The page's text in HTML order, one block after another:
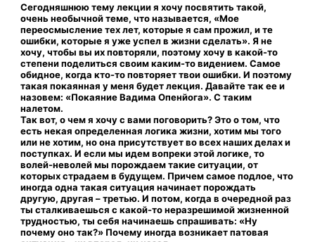
Сегодняшнюю тему лекции я хочу посвятить такой,
очень необычной теме, что называется, «Мое
переосмысление тех лет, которые я сам прожил, и те
ошибки, которые я уже успел в жизни сделать». Я не
хочу, чтобы вы их повторяли, поэтому хочу в какой-то
степени поделиться своим каким-то видением. Самое
обидное, когда кто-то повторяет твои ошибки. И поэтому
такая покаянная у меня будет лекция. Давайте так ее и
назовем: «Покаяние Вадима Опенйога». С таким
налетом.
Так вот, о чем я хочу с вами поговорить? Это о том, что
есть некая определенная логика жизни, хотим мы того
или не хотим, но она присутствует во всех наших делах и
поступках. И если мы идем вопреки этой логике, то
волей-неволей мы порождаем такие ситуации, от
которых страдаем в будущем. Причем самое подлое, что
иногда одна такая ситуация начинает порождать
другую, другая – третью. И потом, когда в очередной раз
ты сталкиваешься с какой-то неразрешимой жизненной
трудностью, ты себя начинаешь спрашивать: «Ну
почему оно так?» Почему иногда возникает патовая